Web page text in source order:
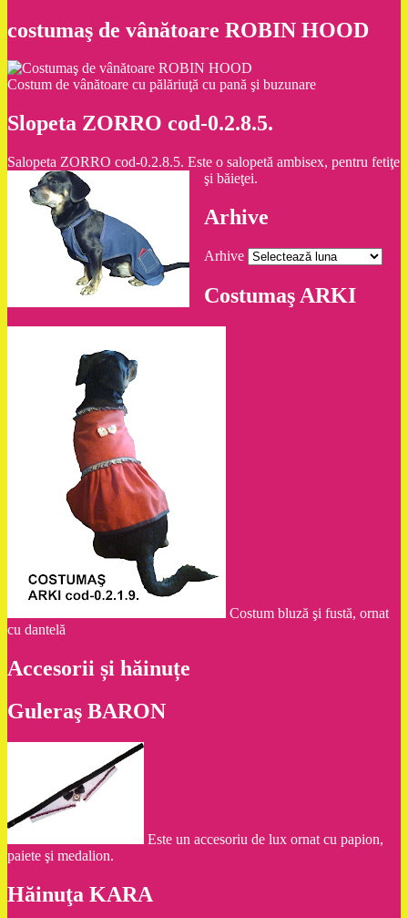
costumaş de vânătoare ROBIN HOOD
Costum de vânătoare cu pălăriuţă cu pană şi buzunare
Slopeta ZORRO cod-0.2.8.5.
Salopeta ZORRO cod-0.2.8.5. Este o salopetă ambisex, pentru fetiţe
şi băieţei.
Arhive
Arhive
Costumaş ARKI
Costum bluză şi fustă, ornat
cu dantelă
Accesorii și hăinuțe
Guleraş BARON
Este un accesoriu de lux ornat cu papion,
paiete şi medalion.
Hăinuţa KARA